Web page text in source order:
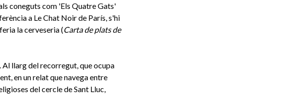
coneguts com 'Els Quatre Gats'
a Le Chat Noir de París, s'hi
la cerveseria (Carta de plats de
llarg del recorregut, que ocupa
en un relat que navega entre
del cercle de Sant Lluc,